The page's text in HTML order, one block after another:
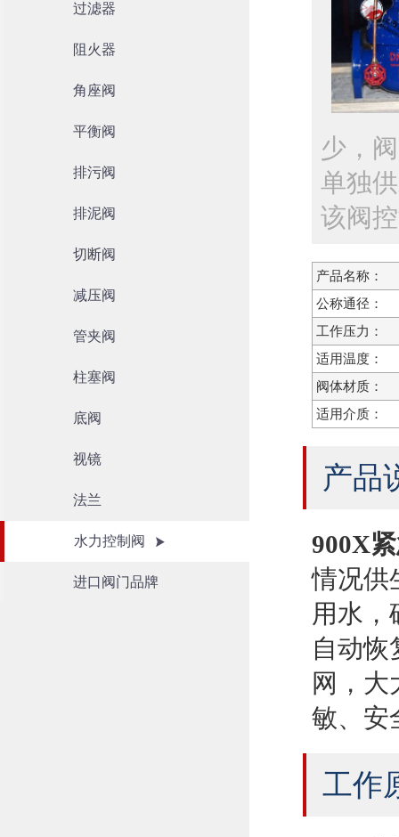
过滤器
阻火器
角座阀
平衡阀
排污阀
排泥阀
切断阀
减压阀
管夹阀
柱塞阀
底阀
视镜
法兰
水力控制阀
进口阀门品牌
少，
单独
该阀
产品名称：
公称通径：
工作压力：
适用温度：
阀体材质：
适用介质：
产品
900X
情况供
用水，
自动恢
网，大
敏、安
工作